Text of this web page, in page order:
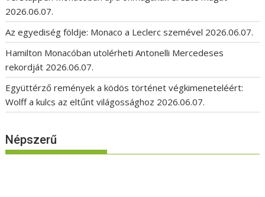
2026.06.07.
Az egyediség földje: Monaco a Leclerc szemével 2026.06.07.
Hamilton Monacóban utolérheti Antonelli Mercedeses
rekordját 2026.06.07.
Együttérző remények a ködös történet végkimeneteléért:
Wolff a kulcs az eltűnt világossághoz 2026.06.07.
Népszerű